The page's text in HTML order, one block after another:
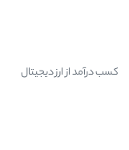
کسب درآمد از ارز دیجیتال